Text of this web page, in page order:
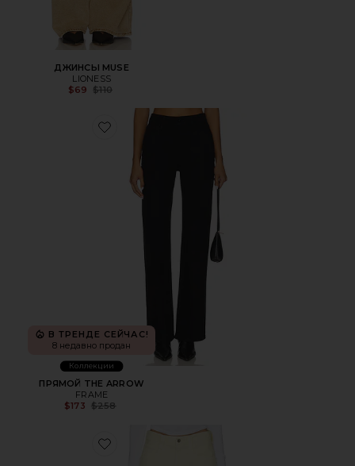
ДЖИНСЫ MUSE
LIONESS
$69 Previous price:
$110
Favorite ПРЯМОЙ THE ARROW
В ТРЕНДЕ СЕЙЧАС!
8 недавно продан
Коллекции
ПРЯМОЙ THE ARROW
FRAME
$173 Previous price:
$258
Favorite ШИРОКИЕ БРЮКИ LARIA